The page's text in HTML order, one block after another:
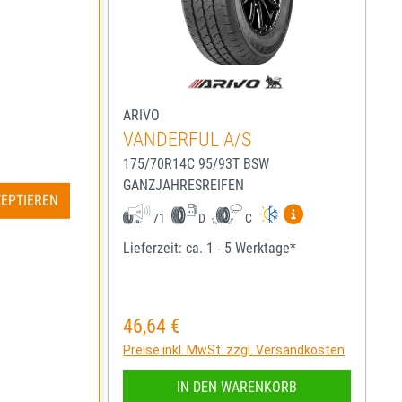
Mehr Informationen zum EU-Reifenlabel anzeigen
ARIVO
VANDERFUL A/S
175/70R14C 95/93T BSW
GANZJAHRESREIFEN
71 D C
Mehr
Lieferzeit: ca. 1 - 5 Werktage*
Regulärer Preis:
46,64 €
Preise inkl. MwSt. zzgl. Versandkosten
IN DEN WARENKORB